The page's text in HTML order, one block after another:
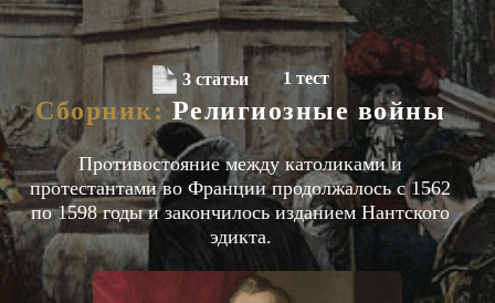
3 статьи 1 тест
Сборник: Религиозные войны
Противостояние между католиками и
протестантами во Франции продолжалось с 1562
по 1598 годы и закончилось изданием Нантского
эдикта.
ЕВРОПА